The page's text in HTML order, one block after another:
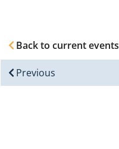
Back to current events
Previous